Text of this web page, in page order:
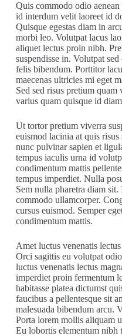
Quis commodo odio
id interdum velit laoreet id
Quisque egestas diam in
morbi leo. Volutpat lacus
aliquet lectus proin nibh.
suspendisse in. Volutpat
felis bibendum. Porttitor
maecenas ultricies mi eget
Sed sed risus pretium
varius quam quisque id
Ut tortor pretium viverra
euismod lacinia at quis
nunc pulvinar sapien et
tempus iaculis urna id
condimentum mattis
tempus imperdiet. Nulla
Sem nulla pharetra diam
commodo ullamcorper.
cursus euismod. Semper
condimentum mattis.
Amet luctus venenatis
Orci sagittis eu volutpat
luctus venenatis lectus
imperdiet proin fermentum
habitasse platea dictumst
faucibus a pellentesque sit
malesuada bibendum arcu.
Porta lorem mollis aliquam
Eu lobortis elementum nibh